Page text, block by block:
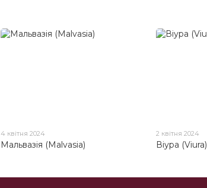
4 квітня 2024
Мальвазія (Malvasia)
2 квітня 2024
Віура (Viura)